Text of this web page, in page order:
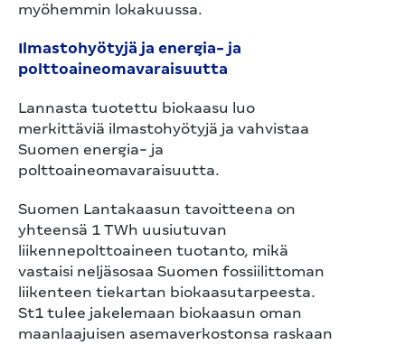
myöhemmin lokakuussa.
Ilmastohyötyjä ja energia- ja
polttoaineomavaraisuutta
Lannasta tuotettu biokaasu luo
merkittäviä ilmastohyötyjä ja vahvistaa
Suomen energia- ja
polttoaineomavaraisuutta.
Suomen Lantakaasun tavoitteena on
yhteensä 1 TWh uusiutuvan
liikennepolttoaineen tuotanto, mikä
vastaisi neljäsosaa Suomen fossiilittoman
liikenteen tiekartan biokaasutarpeesta.
St1 tulee jakelemaan biokaasun oman
maanlaajuisen asemaverkostonsa raskaan